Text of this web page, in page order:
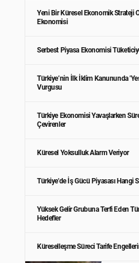
Yeni Bir Küresel Ekonomik Strateji
Ekonomisi
Serbest Piyasa Ekonomisi
Türkiye’nin İlk İklim Kanununda
Vurgusu
Türkiye Ekonomisi Yavaşlarken
Çevirenler
Küresel Yoksulluk Alarm Veriyor
Türkiye'de İş Gücü Piyasası Hangi
Yüksek Gelir Grubuna Terfi Eden
Hedefler
Küreselleşme Süreci Tarife